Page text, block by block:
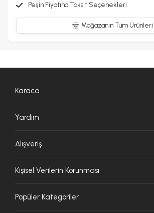
Peşin Fiyatına Taksit Seçenekleri
Mağazanın Tüm Ürünleri
Karaca
Yardım
Alışveriş
Kişisel Verilerin Korunması
Popüler Kategoriler